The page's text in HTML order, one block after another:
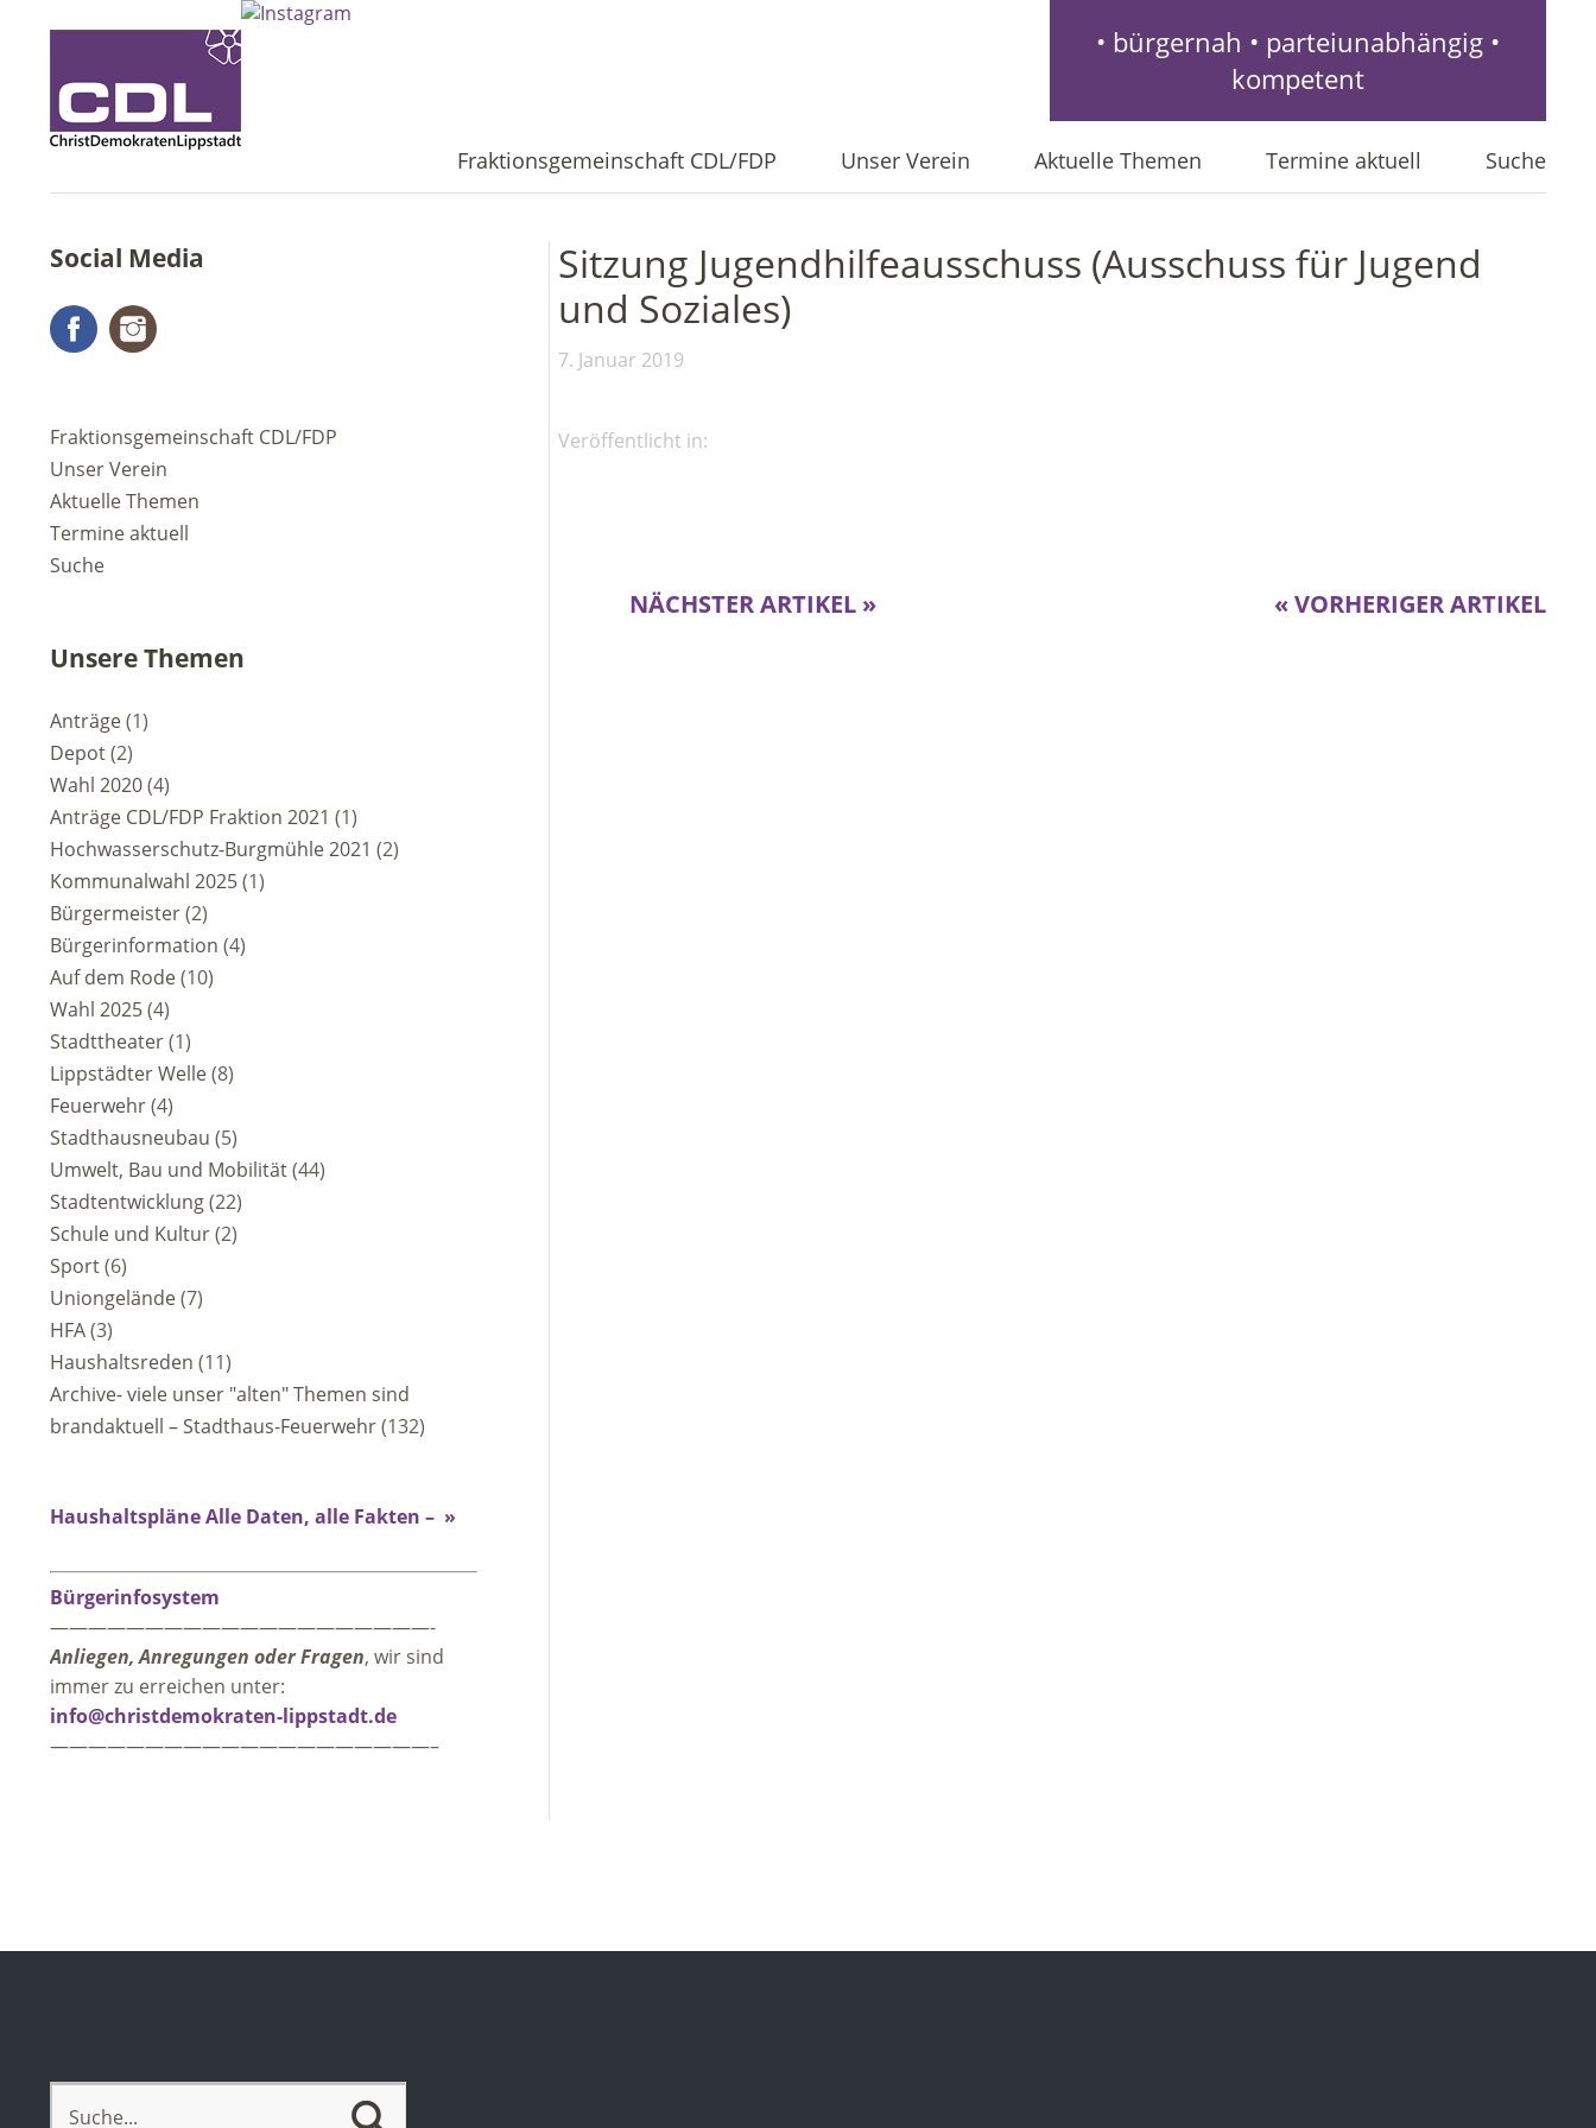
• bürgernah • parteiunabhängig •
kompetent
Fraktionsgemeinschaft CDL/FDP Unser Verein Aktuelle Themen Termine aktuell Suche
Sitzung Jugendhilfeausschuss (Ausschuss für Jugend
und Soziales)
7. Januar 2019
Veröffentlicht in:
NÄCHSTER ARTIKEL » « VORHERIGER ARTIKEL
Social Media
Facebook
Fraktionsgemeinschaft CDL/FDP
Unser Verein
Aktuelle Themen
Termine aktuell
Suche
Unsere Themen
Anträge(1)
Depot(2)
Wahl 2020(4)
Anträge CDL/FDP Fraktion 2021 (1)
Hochwasserschutz-Burgmühle 2021 (2)
Kommunalwahl 2025(1)
Bürgermeister(2)
Bürgerinformation (4)
Auf dem Rode(10)
Wahl 2025(4)
Stadttheater(1)
Lippstädter Welle(8)
Feuerwehr(4)
Stadthausneubau (5)
Umwelt, Bau und Mobilität(44)
Stadtentwicklung(22)
Schule und Kultur(2)
Sport(6)
Uniongelände(7)
HFA(3)
Haushaltsreden (11)
Archive- viele unser "alten" Themen sind
brandaktuell – Stadthaus-Feuerwehr(132)
Haushaltspläne Alle Daten, alle Fakten – »
Bürgerinfosystem
————————————————————-
Anliegen, Anregungen oder Fragen, wir sind
immer zu erreichen unter:
info@christdemokraten-lippstadt.de
————————————————————–